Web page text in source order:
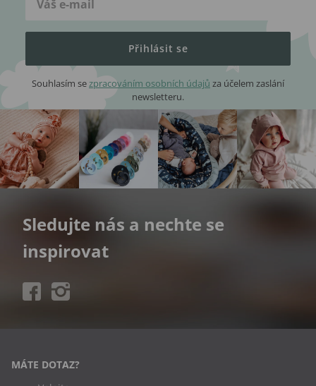
Přihlásit se
Souhlasím se zpracováním osobních údajů za účelem zaslání
newsletteru.
Sledujte nás a nechte se
inspirovat
MÁTE DOTAZ?